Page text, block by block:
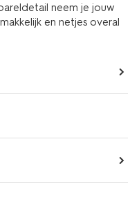
neem je jouw
en netjes overal